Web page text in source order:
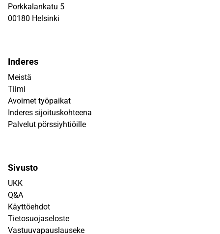
Porkkalankatu 5
00180 Helsinki
Inderes
Meistä
Tiimi
Avoimet työpaikat
Inderes sijoituskohteena
Palvelut pörssiyhtiöille
Sivusto
UKK
Q&A
Käyttöehdot
Tietosuojaseloste
Vastuuvapauslauseke